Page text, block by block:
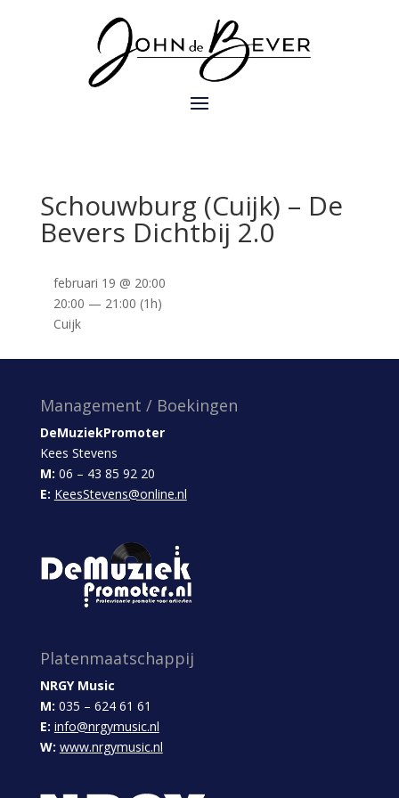
Schouwburg (Cuijk) – De
Bevers Dichtbij 2.0
februari 19 @ 20:00
20:00 — 21:00 (1h)
Cuijk
Management / Boekingen
DeMuziekPromoter
Kees Stevens
M: 06 – 43 85 92 20
E: KeesStevens@online.nl
Platenmaatschappij
NRGY Music
M: 035 – 624 61 61
E: info@nrgymusic.nl
W: www.nrgymusic.nl